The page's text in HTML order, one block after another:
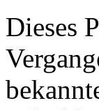
Dieses